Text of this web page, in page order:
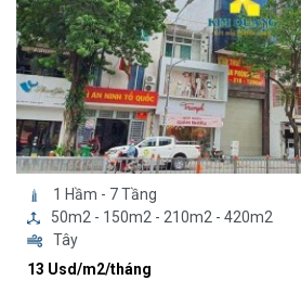
1 Hầm - 7 Tầng
50m2 - 150m2 - 210m2 - 420m2
Tây
13 Usd/m2/tháng